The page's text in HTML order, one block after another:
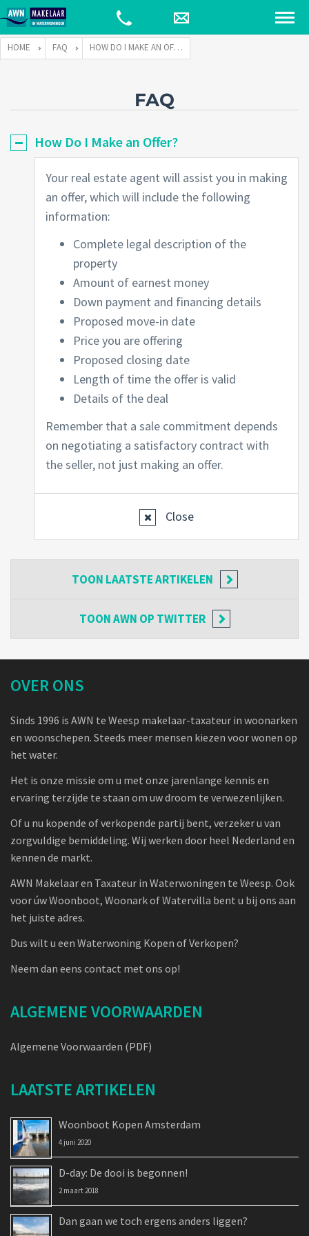
HOME FAQ HOW DO I MAKE AN OFFER?
FAQ
How Do I Make an Offer?
Your real estate agent will assist you in making
an offer, which will include the following
information:
Complete legal description of the
property
Amount of earnest money
Down payment and financing details
Proposed move-in date
Price you are offering
Proposed closing date
Length of time the offer is valid
Details of the deal
Remember that a sale commitment depends
on negotiating a satisfactory contract with
the seller, not just making an offer.
Close
TOON LAATSTE ARTIKELEN
TOONAWN OP TWITTER
OVER ONS
Sinds 1996 is AWN te Weesp makelaar-taxateur in woonarken
en woonschepen. Steeds meer mensen kiezen voor wonen op
het water.
Het is onze missie om u met onze jarenlange kennis en
ervaring terzijde te staan om uw droom te verwezenlijken.
Of u nu kopende of verkopende partij bent, verzeker u van
zorgvuldige bemiddeling. Wij werken door heel Nederland en
kennen de markt.
AWN Makelaar en Taxateur in Waterwoningen te Weesp. Ook
voor úw Woonboot, Woonark of Watervilla bent u bij ons aan
het juiste adres.
Dus wilt u een Waterwoning Kopen of Verkopen?
Neem dan eens contact met ons op!
ALGEMENE VOORWAARDEN
Algemene Voorwaarden (PDF)
LAATSTE ARTIKELEN
Woonboot Kopen Amsterdam
4 juni 2020
D-day: De dooi is begonnen!
2 maart 2018
Dan gaan we toch ergens anders liggen?